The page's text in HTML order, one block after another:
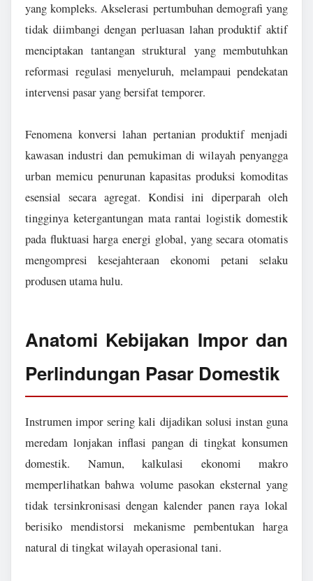
yang kompleks. Akselerasi pertumbuhan demografi yang
tidak diimbangi dengan perluasan lahan produktif aktif
menciptakan tantangan struktural yang membutuhkan
reformasi regulasi menyeluruh, melampaui pendekatan
intervensi pasar yang bersifat temporer.
Fenomena konversi lahan pertanian produktif menjadi
kawasan industri dan pemukiman di wilayah penyangga
urban memicu penurunan kapasitas produksi komoditas
esensial secara agregat. Kondisi ini diperparah oleh
tingginya ketergantungan mata rantai logistik domestik
pada fluktuasi harga energi global, yang secara otomatis
mengompresi kesejahteraan ekonomi petani selaku
produsen utama hulu.
Anatomi Kebijakan Impor dan
Perlindungan Pasar Domestik
Instrumen impor sering kali dijadikan solusi instan guna
meredam lonjakan inflasi pangan di tingkat konsumen
domestik. Namun, kalkulasi ekonomi makro
memperlihatkan bahwa volume pasokan eksternal yang
tidak tersinkronisasi dengan kalender panen raya lokal
berisiko mendistorsi mekanisme pembentukan harga
natural di tingkat wilayah operasional tani.